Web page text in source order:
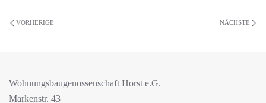
VORHERIGE NÄCHSTE
Wohnungsbaugenossenschaft Horst e.G.
Markenstr. 43